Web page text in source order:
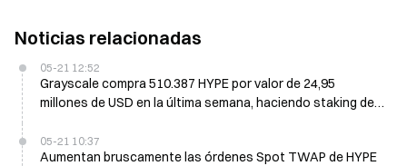
Noticias relacionadas
05-21 12:52
Grayscale compra 510.387 HYPE por valor de 24,95
millones de USD en la última semana, haciendo staking de
05-21 10:37
Aumentan bruscamente las órdenes Spot TWAP de HYPE